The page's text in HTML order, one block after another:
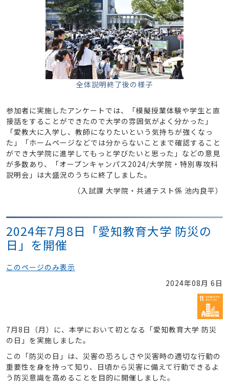
全体説明終了後の様子
参加者に実施したアンケートでは、「模擬授業体験や学生と直
接話をすることができたので大学の雰囲気がよく分かった」
「愛教大に入学し、教師になりたいという気持ちが強くなっ
た」「ホームページなどでは分からないことまで確認すること
ができ大学院に進学してもっと学びたいと思った」などの意見
が多数あり、「オープンキャンパス2024/大学院・特別専攻科
説明会」は大盛況のうちに終了しました。
（入試課 大学院・共通テスト係 池内良平）
2024年7月8日「愛知教育大学 防災の
日」を開催
このページのみ表示
2024年08月 6日
7月8日（月）に、本学において初となる「愛知教育大学 防災
の日」を実施しました。
この「防災の日」は、災害の恐ろしさや災害時の適切な行動の
重要性を身を持って知り、日頃から災害に備えて行動できるよ
う防災意識を高めることを目的に開催しました。